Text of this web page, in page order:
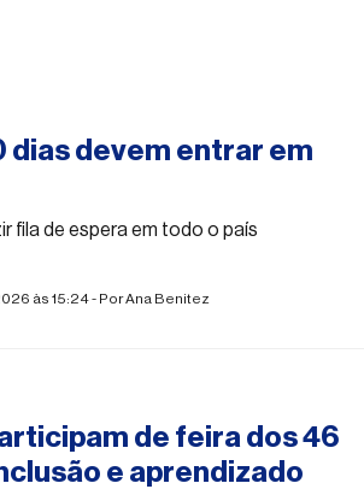
dias devem entrar em
fila de espera em todo o país
às 15:24 - PorAna Benitez
de feira dos 46
e aprendizado